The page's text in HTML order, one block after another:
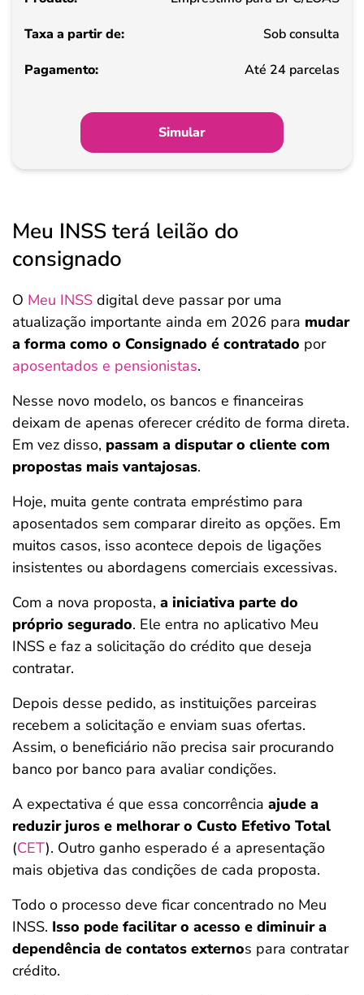
Pagamento
Sob consulta
Até 24 parcelas
Simular
Meu INSS terá leilão do
consignado
O Meu INSS digital deve passar por uma
atualização importante ainda em 2026 para mudar
a forma como o Consignado é contratado por
aposentados e pensionistas.
Nesse novo modelo, os bancos e financeiras
deixam de apenas oferecer crédito de forma direta.
Em vez disso, passam a disputar o cliente com
propostas mais vantajosas.
Hoje, muita gente contrata empréstimo para
aposentados sem comparar direito as opções. Em
muitos casos, isso acontece depois de ligações
insistentes ou abordagens comerciais excessivas.
Com a nova proposta, a iniciativa parte do
próprio segurado. Ele entra no aplicativo Meu
INSS e faz a solicitação do crédito que deseja
contratar.
Depois desse pedido, as instituições parceiras
recebem a solicitação e enviam suas ofertas.
Assim, o beneficiário não precisa sair procurando
banco por banco para avaliar condições.
A expectativa é que essa concorrência ajude a
reduzir juros e melhorar o Custo Efetivo Total
(CET). Outro ganho esperado é a apresentação
mais objetiva das condições de cada proposta.
Todo o processo deve ficar concentrado no Meu
INSS. Isso pode facilitar o acesso e diminuir a
dependência de contatos externos para contratar
crédito.